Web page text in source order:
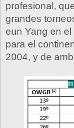
profesional,
grandes
eun Yang en el
para el
2004, y de